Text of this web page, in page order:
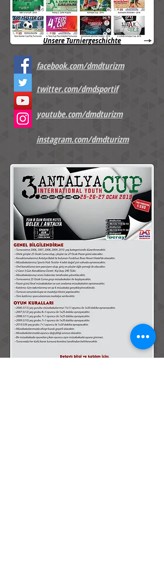
Unsere Turniergeschichte
facebook.com/dmdturizm
twitter.com/dmdsportif
youtube.com/dmdturizm
instagram.com/dmdturizm